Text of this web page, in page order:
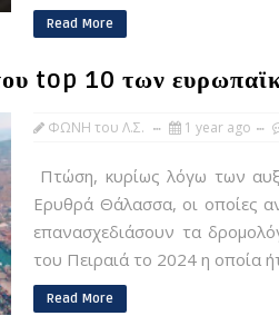
Read More
top 10 των
ΦΩΝΗ του Λ.Σ. 1 year ago
Πτώση, κυρίως λόγω των
Ερυθρά Θάλασσα, οι οποίες
επανασχεδιάσουν τα
του Πειραιά το 2024 η οποία
Read More